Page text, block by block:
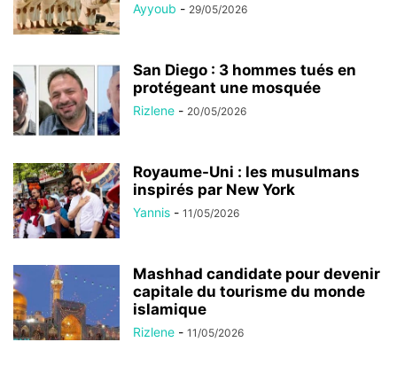
Ayyoub - 29/05/2026
San Diego : 3 hommes tués en
protégeant une mosquée
Rizlene - 20/05/2026
Royaume-Uni : les musulmans
inspirés par New York
Yannis - 11/05/2026
Mashhad candidate pour devenir
capitale du tourisme du monde
islamique
Rizlene - 11/05/2026